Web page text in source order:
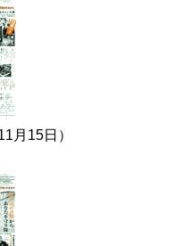
月15日）